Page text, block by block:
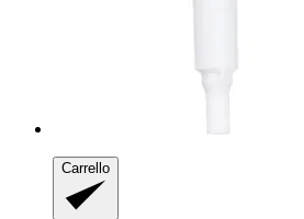
Carrello